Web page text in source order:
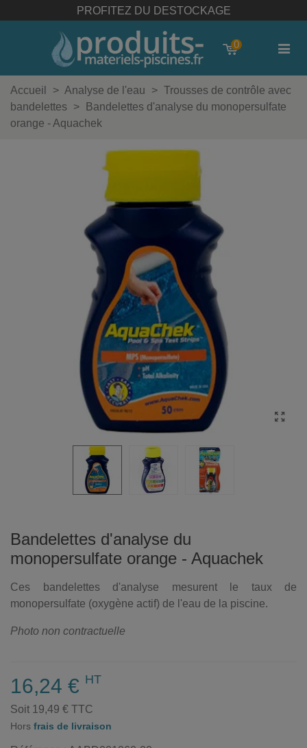
PROFITEZ DU DESTOCKAGE
0
Accueil > Analyse de l'eau > Trousses de contrôle avec
bandelettes
>
Bandelettes d'analyse du monopersulfate
orange - Aquachek
Bandelettes d'analyse du
monopersulfate orange - Aquachek
Ces bandelettes d'analyse mesurent le taux de
monopersulfate (oxygène actif) de l'eau de la piscine.
Photo non contractuelle
16,24 € HT
Soit 19,49 € TTC
Hors frais de livraison